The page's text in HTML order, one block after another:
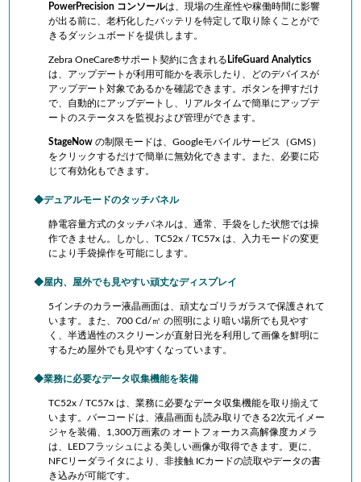
PowerPrecision コンソールは、現場の生産性や稼働時間に影響
が出る前に、老朽化したバッテリを特定して取り除くことがで
きるダッシュボードを提供します。
Zebra OneCare®サポート契約に含まれる LifeGuard Analytics
は、アップデートが利用可能かを表示したり、どのデバイスが
アップデート対象であるかを確認できます。ボタンを押すだけ
で、自動的にアップデートし、リアルタイムで簡単にアップデ
ートのステータスを監視および管理ができます。
StageNowの制限モードは、Googleモバイルサービス（GMS）
をクリックするだけで簡単に無効化できます。また、必要に応
じて有効化もできます。
デュアルモードのタッチパネル
静電容量方式のタッチパネルは、通常、手袋をした状態では操
作できません。しかし、TC52x / TC57x は、入力モードの変更
により手袋操作を可能にします。
屋内、屋外でも見やすい頑丈なディスプレイ
5インチのカラー液晶画面は、頑丈なゴリラガラスで保護されて
います。また、700 Cd/㎡ の照明により暗い場所でも見やす
く、半透過性のスクリーンが直射日光を利用して画像を鮮明に
するため屋外でも見やすくなっています。
業務に必要なデータ収集機能を装備
TC52x / TC57x は、業務に必要なデータ収集機能を取り揃えて
います。バーコードは、液晶画面も読み取りできる2次元イメー
ジャを装備、1,300万画素の オートフォーカス高解像度カメラ
は、LEDフラッシュによる美しい画像が取得できます。更に、
NFCリーダライタにより、非接触 ICカードの読取やデータの書
き込みが可能です。